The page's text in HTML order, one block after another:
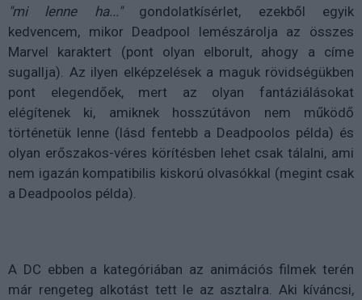
"mi lenne ha..."gondolatkísérlet, ezekből egyik
kedvencem, mikor Deadpool lemészárolja az összes
Marvel karaktert (pont olyan elborult, ahogy a címe
sugallja). Az ilyen elképzelések a maguk rövidségükben
pont elegendőek, mert az olyan fantáziálásokat
elégítenek ki, amiknek hosszútávon nem működő
történetük lenne (lásd fentebb a Deadpoolos példa) és
olyan erőszakos-véres körítésben lehet csak tálalni, ami
nem igazán kompatibilis kiskorú olvasókkal (megint csak
a Deadpoolos példa).
A DC ebben a kategóriában az animációs filmek terén
már rengeteg alkotást tett le az asztalra. Aki kíváncsi,